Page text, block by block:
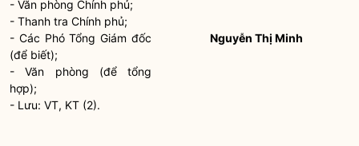
- Văn phòng Chính phủ;
- Thanh tra Chính phủ;
- Các Phó Tổng Giám đốc
(để biết);
- Văn phòng (để tổng
hợp);
- Lưu: VT, KT (2).
Nguyễn Thị Minh